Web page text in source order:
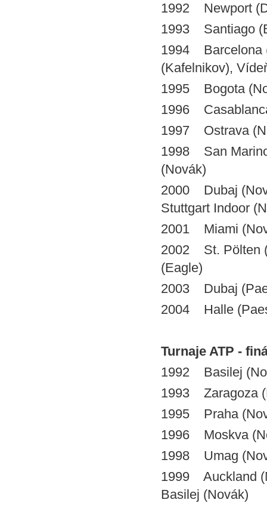
1992 Newport
1993 Santiago
1994 Barcelona
(Kafelnikov),
1995 Bogota
1996
1997 Ostrava
1998 San
(Novák)
2000 Dubaj
Stuttgart Indoor
2001 Miami
2002 St. Pölten
(Eagle)
2003 Dubaj
2004 Halle
Turnaje ATP -
1992 Basilej
1993 Zaragoza
1995 Praha
1996 Moskva
1998 Umag
1999 Auckland
Basilej (Novák)